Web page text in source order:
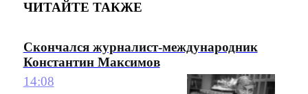
ЧИТАЙТЕ ТАКЖЕ
Скончался журналист-международник
Константин Максимов
14:08